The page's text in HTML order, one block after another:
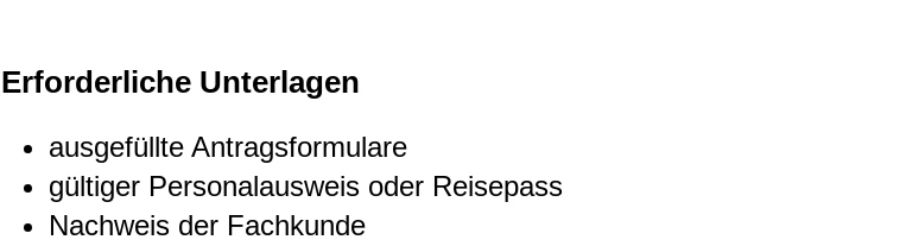
Erforderliche Unterlagen
ausgefüllte Antragsformulare
gültiger Personalausweis oder Reisepass
Nachweis der Fachkunde